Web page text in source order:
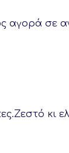
σε
κι